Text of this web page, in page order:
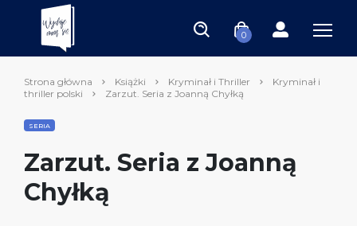
0
Strona główna Książki Kryminał i Thriller
Kryminał i
thriller polski
Zarzut. Seria z Joanną Chyłką
SERIA
Zarzut. Seria z Joanną
Chyłką